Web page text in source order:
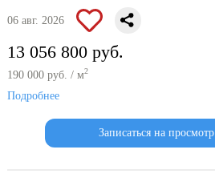
06 авг. 2026
13 056 800 руб.
190 000 руб. / м2
Подробнее
Записаться на просмотр